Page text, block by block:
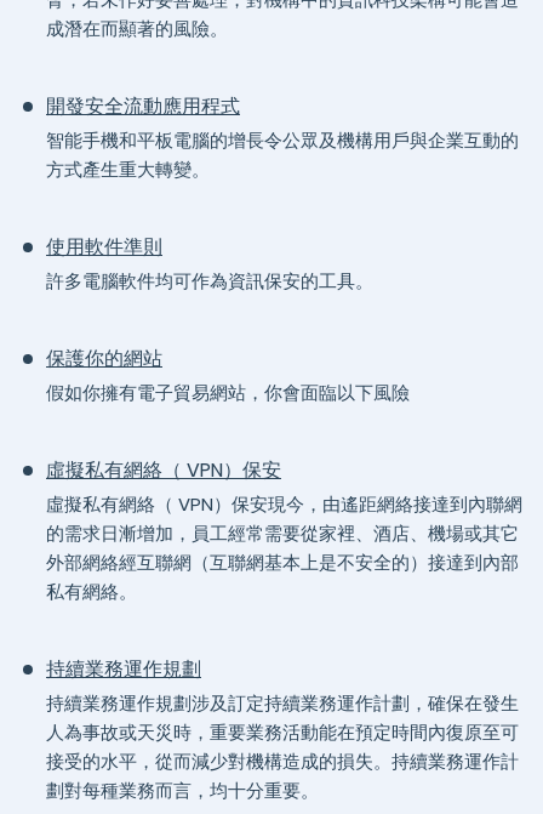
成潛在而顯著的風險。
開發安全流動應用程式
智能手機和平板電腦的增長令公眾及機構用戶與企業互動的
方式產生重大轉變。
使用軟件準則
許多電腦軟件均可作為資訊保安的工具。
保護你的網站
假如你擁有電子貿易網站，你會面臨以下風險
虛擬私有網絡（ VPN）保安
虛擬私有網絡（ VPN）保安現今，由遙距網絡接達到內聯網
的需求日漸增加，員工經常需要從家裡、酒店、機場或其它
外部網絡經互聯網（互聯網基本上是不安全的）接達到內部
私有網絡。
持續業務運作規劃
持續業務運作規劃涉及訂定持續業務運作計劃，確保在發生
人為事故或天災時，重要業務活動能在預定時間內復原至可
接受的水平，從而減少對機構造成的損失。持續業務運作計
劃對每種業務而言，均十分重要。